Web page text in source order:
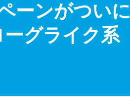
ーンがついに
グライク系